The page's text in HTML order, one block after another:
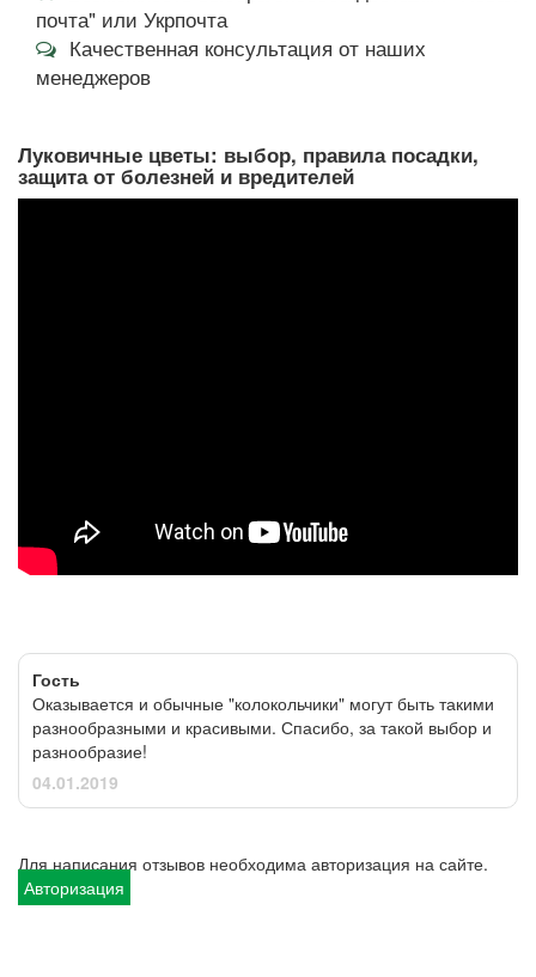
почта" или Укрпочта
Качественная консультация от наших
менеджеров
Луковичные цветы: выбор, правила посадки,
защита от болезней и вредителей
Гость
Оказывается и обычные "колокольчики" могут быть такими
разнообразными и красивыми. Спасибо, за такой выбор и
разнообразие!
04.01.2019
Для написания отзывов необходима авторизация на сайте.
Авторизация